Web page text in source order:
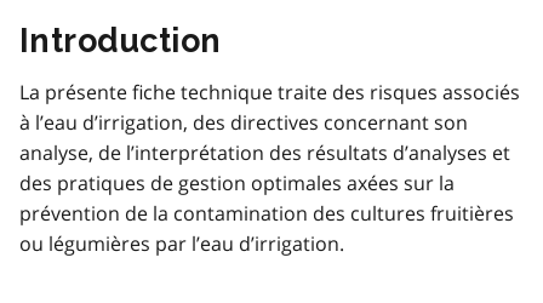
Introduction
La présente fiche technique traite des risques associés
à l’eau d’irrigation, des directives concernant son
analyse, de l’interprétation des résultats d’analyses et
des pratiques de gestion optimales axées sur la
prévention de la contamination des cultures fruitières
ou légumières par l’eau d’irrigation.